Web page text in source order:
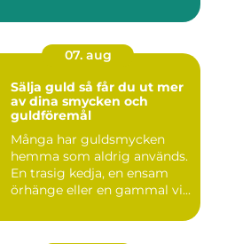
07. aug
Sälja guld så får du ut mer
av dina smycken och
guldföremål
Många har guldsmycken
hemma som aldrig används.
En trasig kedja, en ensam
örhänge eller en gammal vi...